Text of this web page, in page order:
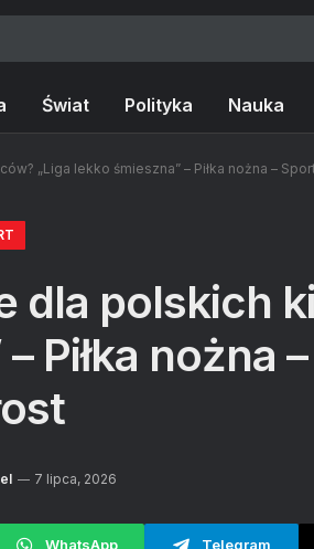
Świat Polityka Nauka
„Liga lekko śmieszna” – Piłka nożna –
dla polskich
Piłka nożna
7 lipca, 2026
WhatsApp Telegram